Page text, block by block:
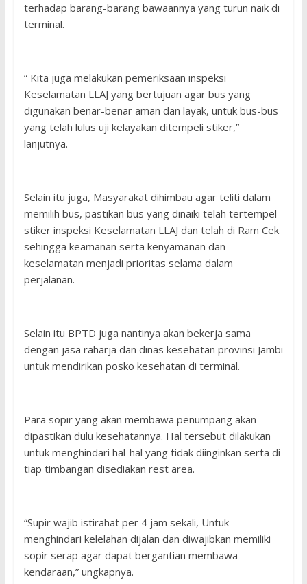
terhadap barang-barang bawaannya yang turun naik di
terminal.
“ Kita juga melakukan pemeriksaan inspeksi
Keselamatan LLAJ yang bertujuan agar bus yang
digunakan benar-benar aman dan layak, untuk bus-bus
yang telah lulus uji kelayakan ditempeli stiker,”
lanjutnya.
Selain itu juga, Masyarakat dihimbau agar teliti dalam
memilih bus, pastikan bus yang dinaiki telah tertempel
stiker inspeksi Keselamatan LLAJ dan telah di Ram Cek
sehingga keamanan serta kenyamanan dan
keselamatan menjadi prioritas selama dalam
perjalanan.
Selain itu BPTD juga nantinya akan bekerja sama
dengan jasa raharja dan dinas kesehatan provinsi Jambi
untuk mendirikan posko kesehatan di terminal.
Para sopir yang akan membawa penumpang akan
dipastikan dulu kesehatannya. Hal tersebut dilakukan
untuk menghindari hal-hal yang tidak diinginkan serta di
tiap timbangan disediakan rest area.
“Supir wajib istirahat per 4 jam sekali, Untuk
menghindari kelelahan dijalan dan diwajibkan memiliki
sopir serap agar dapat bergantian membawa
kendaraan,” ungkapnya.